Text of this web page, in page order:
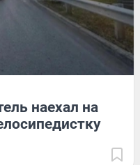
наехал на